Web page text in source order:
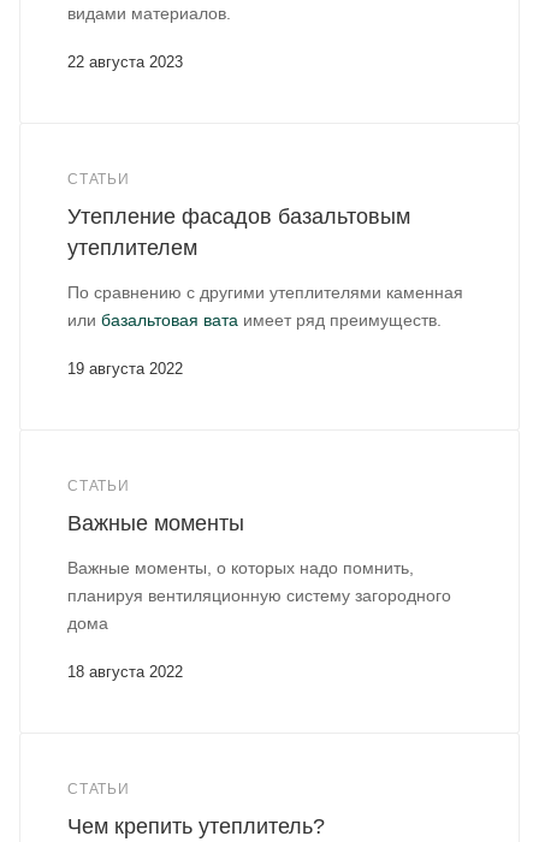
22 августа 2023
видами материалов.
СТАТЬИ
19 августа 2022
Утепление фасадов базальтовым
утеплителем
По сравнению с другими утеплителями каменная
или базальтовая вата имеет ряд преимуществ.
СТАТЬИ
18 августа 2022
Важные моменты
Важные моменты, о которых надо помнить,
планируя вентиляционную систему загородного
дома
СТАТЬИ
Чем крепить утеплитель?